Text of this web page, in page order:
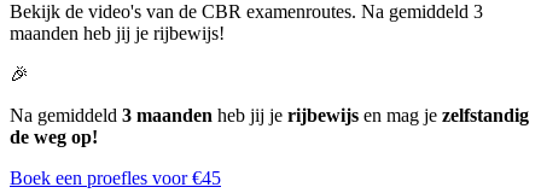
Bekijk de video's van de CBR examenroutes. Na gemiddeld 3
maanden heb jij je rijbewijs!
🎉
Na gemiddeld 3 maanden heb jij je rijbewijs en mag je zelfstandig
de weg op!
Boek een proefles voor €45